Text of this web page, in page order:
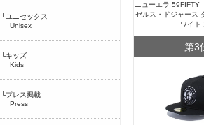
└ユニセックス
Unisex
└キッズ
Kids
└プレス掲載
Press
ニューエラ 59FIFTY
ゼルス・ドジャース
ワイト
第3